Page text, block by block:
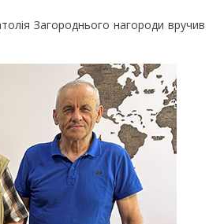
Загороднього нагороди вручив